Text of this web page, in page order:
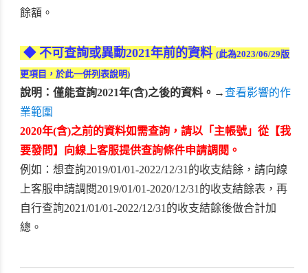
餘額。
◆ 不可查詢或異動2021年前的資料 (此為2023/06/29版
更項目，於此一併列表說明)
說明：僅能查詢2021年(含)之後的資料。 → 查看影響的作
業範圍
2020年(含)之前的資料如需查詢，請以「主帳號」從【我
要發問】向線上客服提供查詢條件申請調閱。
例如：想查詢2019/01/01-2022/12/31的收支結餘，請向線
上客服申請調閱2019/01/01-2020/12/31的收支結餘表，再
自行查詢2021/01/01-2022/12/31的收支結餘後做合計加
總。